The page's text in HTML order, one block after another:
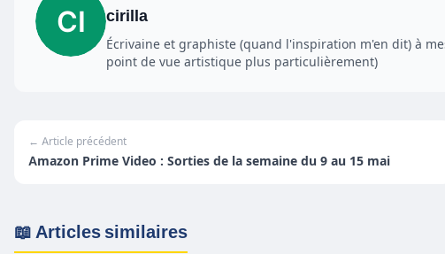
cirilla
Écrivaine et graphiste (quand l'inspiration m'en dit) à
point de vue artistique plus particulièrement)
← Article précédent
Amazon Prime Video : Sorties de la semaine du 9 au 15 mai
📖 Articles similaires